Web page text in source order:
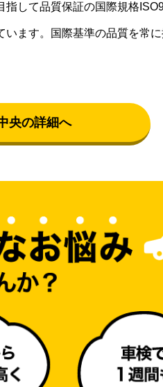
して品質保証の国際規格
ます。国際基準の品質を常
央の詳細へ